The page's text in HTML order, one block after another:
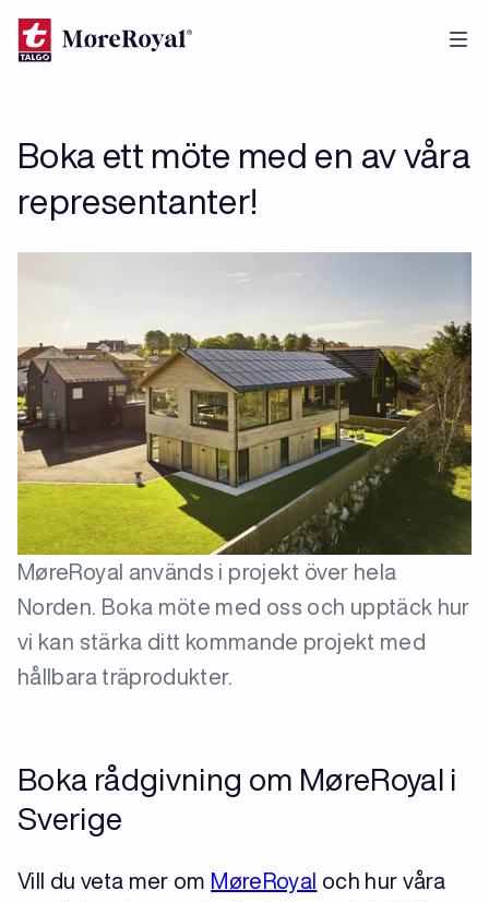
Skip
to
Boka ett möte med en av våra
representanter!
MøreRoyal används i projekt över hela
Norden. Boka möte med oss och upptäck hur
vi kan stärka ditt kommande projekt med
hållbara träprodukter.
Boka rådgivning om MøreRoyal i
Sverige
Vill du veta mer om MøreRoyal och hur våra